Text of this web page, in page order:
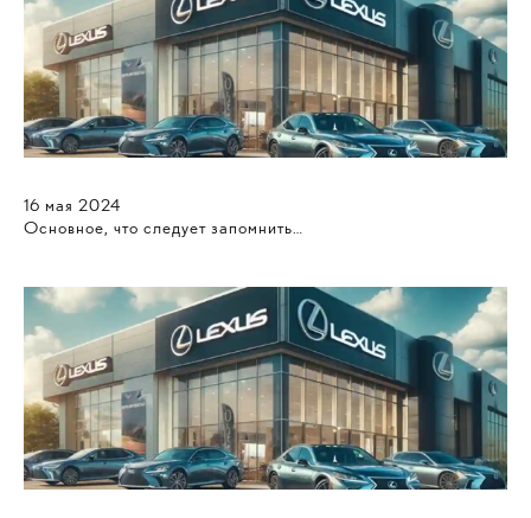
16 мая 2024
Основное, что следует запомнить…